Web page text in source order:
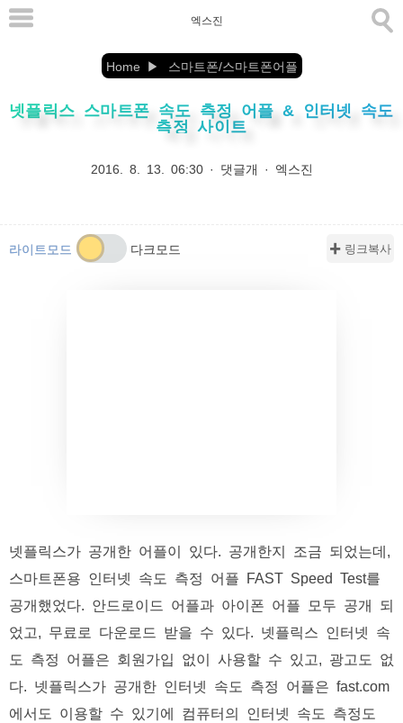
본
바
엑스진
Home 스마트폰/스마트폰어플
넷플릭스 스마트폰 속도 측정 어플 & 인터넷 속도
측정 사이트
2016. 8. 13. 06:30· 댓글개 · 엑스진
✚ 링크복사
넷플릭스가 공개한 어플이 있다. 공개한지 조금 되었는데,
스마트폰용 인터넷 속도 측정 어플 FAST Speed Test를
공개했었다. 안드로이드 어플과 아이폰 어플 모두 공개 되
었고, 무료로 다운로드 받을 수 있다. 넷플릭스 인터넷 속
도 측정 어플은 회원가입 없이 사용할 수 있고, 광고도 없
다. 넷플릭스가 공개한 인터넷 속도 측정 어플은 fast.com
에서도 이용할 수 있기에 컴퓨터의 인터넷 속도 측정도